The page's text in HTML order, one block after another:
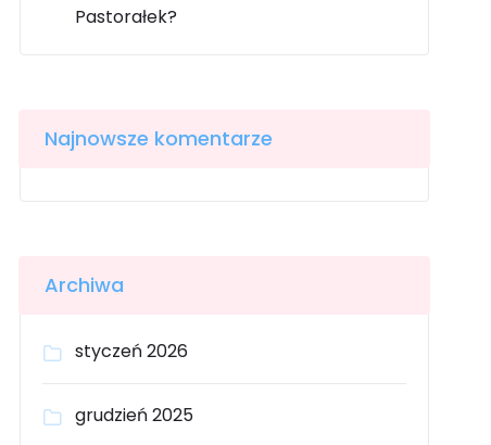
Pastorałek?
Najnowsze komentarze
Archiwa
styczeń 2026
grudzień 2025